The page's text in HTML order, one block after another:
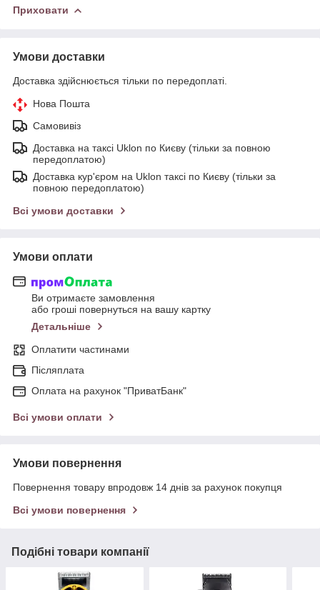
Приховати
Умови доставки
Доставка здійснюється тільки по передоплаті.
Нова Пошта
Самовивіз
Доставка на таксі Uklon по Києву (тільки за повною
передоплатою)
Доставка кур'єром на Uklon таксі по Києву (тільки за
повною передоплатою)
Всі умови доставки
Умови оплати
Ви отримаєте замовлення
або гроші повернуться на вашу картку
Детальніше
Оплатити частинами
Післяплата
Оплата на рахунок "ПриватБанк"
Всі умови оплати
Умови повернення
Повернення товару впродовж 14 днів за рахунок покупця
Всі умови повернення
Подібні товари компанії